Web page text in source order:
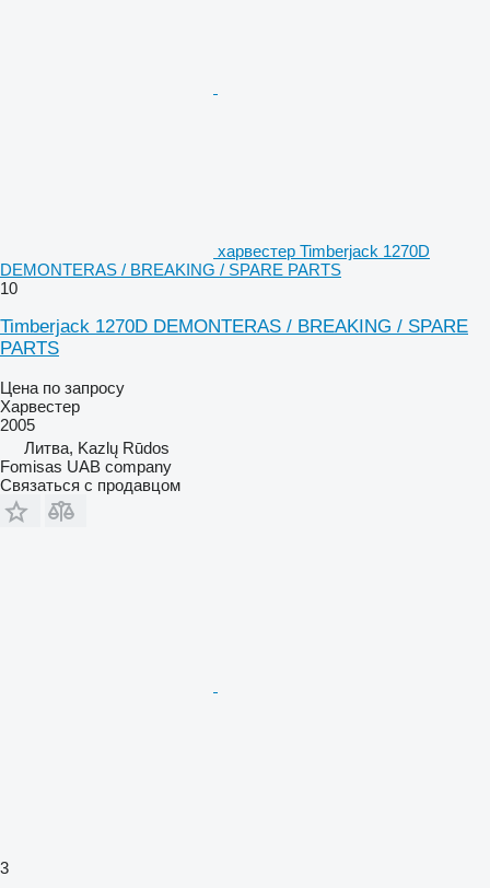
харвестер Timberjack 1270D
DEMONTERAS / BREAKING / SPARE PARTS
10
Timberjack 1270D DEMONTERAS / BREAKING / SPARE
PARTS
Цена по запросу
Харвестер
2005
Литва, Kazlų Rūdos
Fomisas UAB company
Связаться с продавцом
3